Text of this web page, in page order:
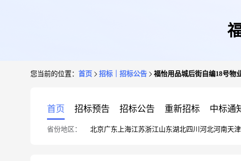
您当前的位置： 首页 招标｜招标公告 福怡用品城后街自编18号物
首页 招标预告 招标公告 重新招标 中标通
省份地区： 北京广东 上海江苏浙江山东湖北四川 河北河南天津